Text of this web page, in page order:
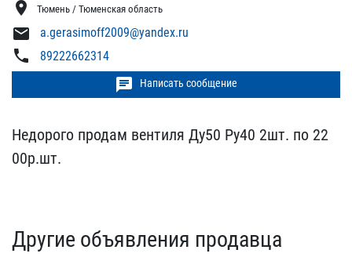
location_on Тюмень / Тюменская область
mail a.gerasimoff2009@yandex.ru
phone 89222662314
chat Написать сообщение
Недорого продам вентиля ​Ду50 Ру40 2шт. по 22​
00р.шт.
Другие объявления продавца